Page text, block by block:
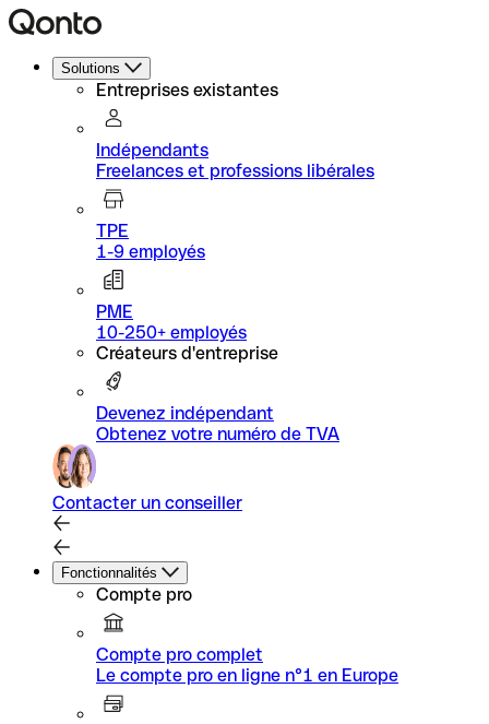
Solutions
Entreprises existantes
Indépendants
Freelances et professions libérales
TPE
1-9 employés
PME
10-250+ employés
Créateurs d'entreprise
Devenez indépendant
Obtenez votre numéro de TVA
Contacter un conseiller
Fonctionnalités
Compte pro
Compte pro complet
Le compte pro en ligne n°1 en Europe